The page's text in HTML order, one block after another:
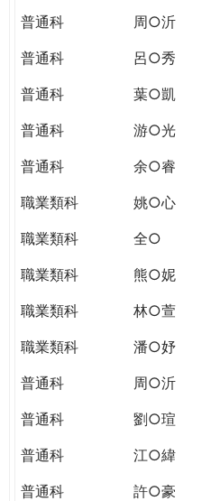
普通科
周○沂
普通科
呂○秀
普通科
葉○凱
普通科
游○光
普通科
余○睿
職業類科
姚○心
職業類科
全○
職業類科
熊○妮
職業類科
林○萱
職業類科
潘○妤
普通科
周○沂
普通科
劉○瑄
普通科
江○緯
普通科
許○豪